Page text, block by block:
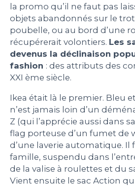
la promo qu’il ne faut pas
objets abandonnés sur le
poubelle, ou au bord d’une
récupérerait volontiers. Les
devenus la déclinaison
fashion : des attributs des
XXI ème siècle.
Ikea était là le premier. Bleu
n’est jamais loin d’un
Z (qui l’apprécie aussi dans
flag porteuse d’un fumet de
d’une laverie automatique. Il
famille, suspendu dans
de la valise à roulettes et du
Vient ensuite le sac Action